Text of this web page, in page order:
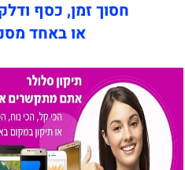
חסוך זמן, כסף
או באחד